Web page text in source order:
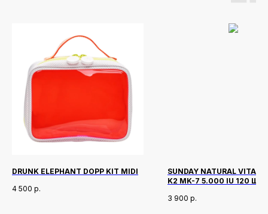
DRUNK ELEPHANT DOPP KIT MIDI
4 500 р.
SUNDAY NATURAL
K2 MK-7 5.000 IU 120 ШТ
3 900 р.